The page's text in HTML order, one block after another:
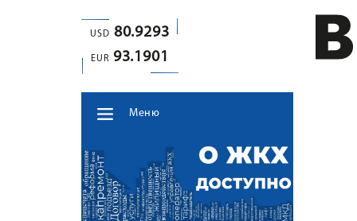
USD 80.9293
EUR 93.1901
Меню